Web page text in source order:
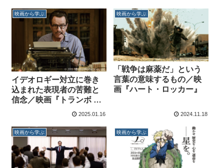
映画から学ぶ
イデオロギー対立に巻き
込まれた表現者の苦難と
信念／映画『トランボ ハ
リウッドに最も嫌われた
2025.01.16
映画から学ぶ
「戦争は麻薬だ」という
言葉の意味するもの／映
画『ハート・ロッカー』
2024.11.18
映画から学ぶ 映画から学ぶ